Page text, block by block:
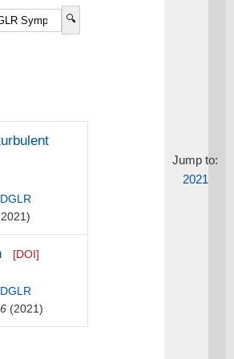
Jump to:
2021
[DOI]
(2021)